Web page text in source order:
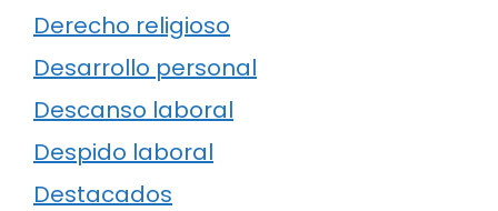
Derecho religioso
Desarrollo personal
Descanso laboral
Despido laboral
Destacados